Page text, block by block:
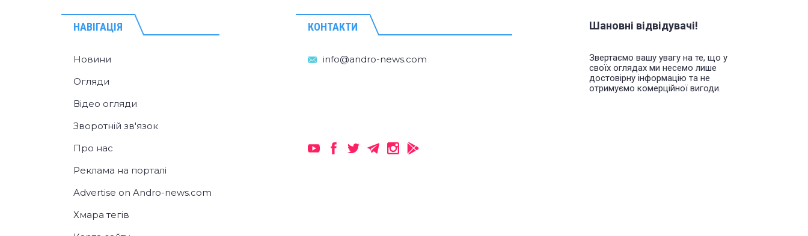
НАВІГАЦІЯ
Новини
Огляди
Відео огляди
Зворотній зв'язок
Про нас
Реклама на порталі
Advertise on Andro-news.com
Хмара тегів
КОНТАКТИ Шановні відвідувачі!
Звертаємо вашу увагу на те, що у
своїх оглядах ми несемо лише
достовірну інформацію та не
отримуємо комерційної вигоди.